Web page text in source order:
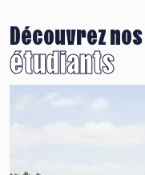
Découvrez nos
étudiants